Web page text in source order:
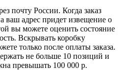
почту России. Когда заказ
ваш адрес придет извещение о
вы можете оценить состояние
Вскрывать коробку
только после оплаты заказа.
не больше 10 позиций и
превышать 100 000 р.